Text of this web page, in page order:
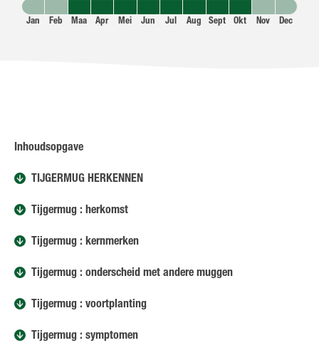
Jan Feb Maa Apr Mei Jun Jul Aug Sept Okt Nov Dec
Inhoudsopgave
TIJGERMUG HERKENNEN
Tijgermug : herkomst
Tijgermug : kernmerken
Tijgermug : onderscheid met andere muggen
Tijgermug : voortplanting
Tijgermug : symptomen